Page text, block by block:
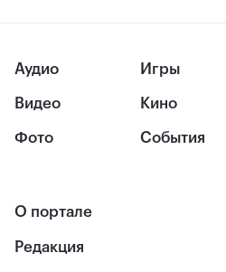
Аудио
Видео
Фото
Игры
Кино
События
О портале
Редакция